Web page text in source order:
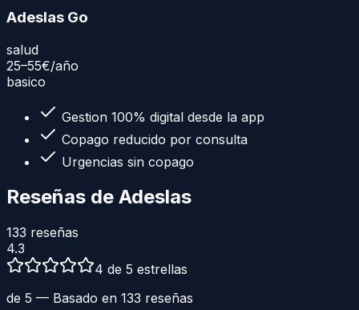
Adeslas Go
salud
25–55€/año
basico
Gestion 100% digital desde la app
Copago reducido por consulta
Urgencias sin copago
Reseñas de Adeslas
133 reseñas
4.3
4 de 5 estrellas
de 5 — Basado en 133 reseñas